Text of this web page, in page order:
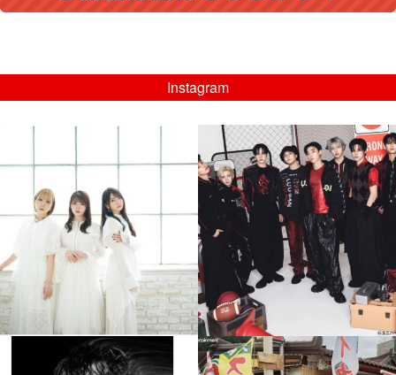
Instagram
...
8月 4
4 0
musicjapantv
💡08/05(水)23:00特番放送！
...
8月 4
4 0
musicjapantv
💡8月特番放送決定！
musicjapantv
💡8月特番放送決定！